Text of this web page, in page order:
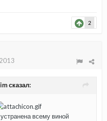
2
сказал:
всему виной